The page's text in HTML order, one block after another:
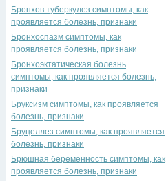
Бронхов туберкулез симптомы, как
проявляется болезнь, признаки
Бронхоспазм симптомы, как
проявляется болезнь, признаки
Бронхоэктатическая болезнь
симптомы, как проявляется болезнь,
признаки
Бруксизм симптомы, как проявляется
болезнь, признаки
Бруцеллез симптомы, как проявляется
болезнь, признаки
Брюшная беременность симптомы, как
проявляется болезнь, признаки